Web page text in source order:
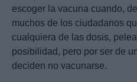
escoger la vacuna cuando,
muchos de los ciudadanos
cualquiera de las dosis,
posibilidad, pero por ser de
deciden no vacunarse.